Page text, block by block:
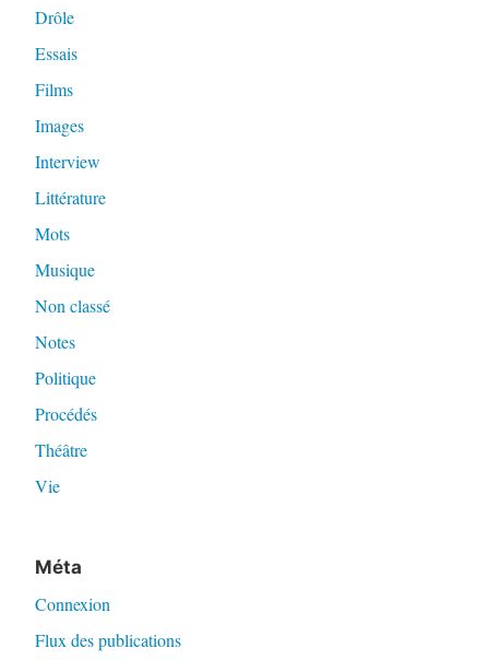
Drôle
Essais
Films
Images
Interview
Littérature
Mots
Musique
Non classé
Notes
Politique
Procédés
Théâtre
Vie
Méta
Connexion
Flux des publications